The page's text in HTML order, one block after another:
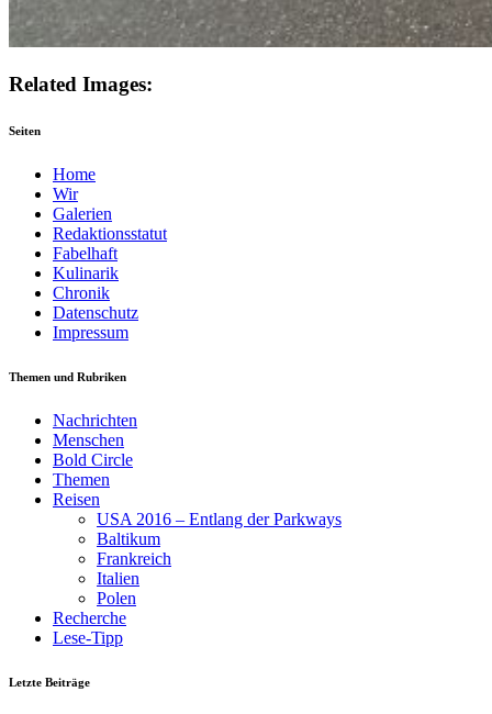
Related Images:
Seiten
Home
Wir
Galerien
Redaktionsstatut
Fabelhaft
Kulinarik
Chronik
Datenschutz
Impressum
Themen und Rubriken
Nachrichten
Menschen
Bold Circle
Themen
Reisen
USA 2016 – Entlang der Parkways
Baltikum
Frankreich
Italien
Polen
Recherche
Lese-Tipp
Letzte Beiträge